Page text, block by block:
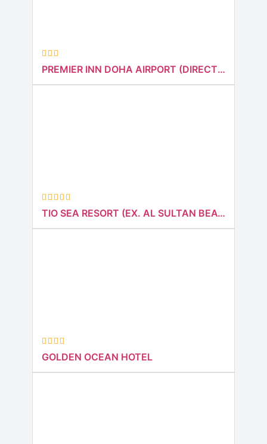
PREMIER INN DOHA AIRPORT (DIRECT BOOKING)
TIO SEA RESORT (EX. AL SULTAN BEACH RESORT)
GOLDEN OCEAN HOTEL